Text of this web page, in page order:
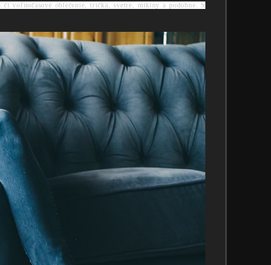
voľnočasové oblečenie, tričká, svetre, mikiny a podobne. S